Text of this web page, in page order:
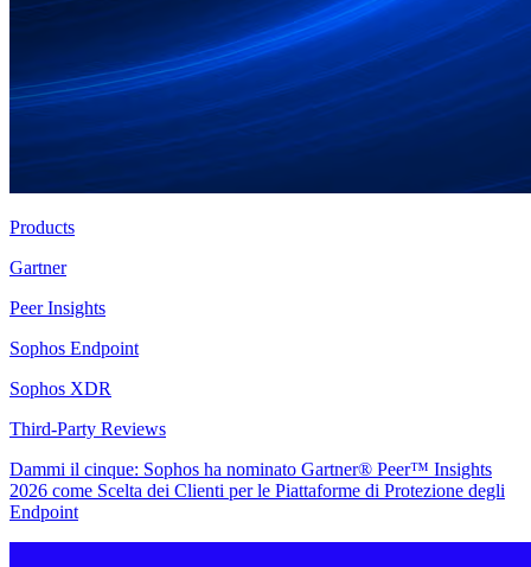
Products
Gartner
Peer Insights
Sophos Endpoint
Sophos XDR
Third-Party Reviews
Dammi il cinque: Sophos ha nominato Gartner® Peer™ Insights
2026 come Scelta dei Clienti per le Piattaforme di Protezione degli
Endpoint